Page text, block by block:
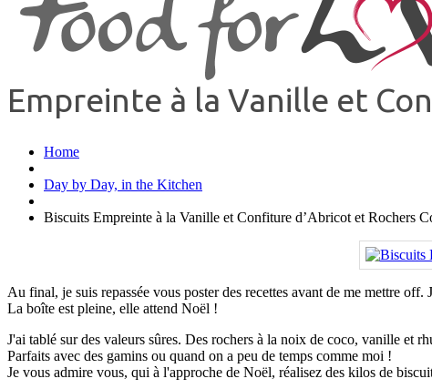
Empreinte à la Vanille et
Home
Day by Day, in the Kitchen
Biscuits Empreinte à la Vanille et Confiture d’Abricot et Rochers
Au final, je suis repassée vous poster des recettes avant de me mettre
La boîte est pleine, elle attend Noël !
J'ai tablé sur des valeurs sûres. Des rochers à la noix de coco, vanille et
Parfaits avec des gamins ou quand on a peu de temps comme moi !
Je vous admire vous, qui à l'approche de Noël, réalisez des kilos de